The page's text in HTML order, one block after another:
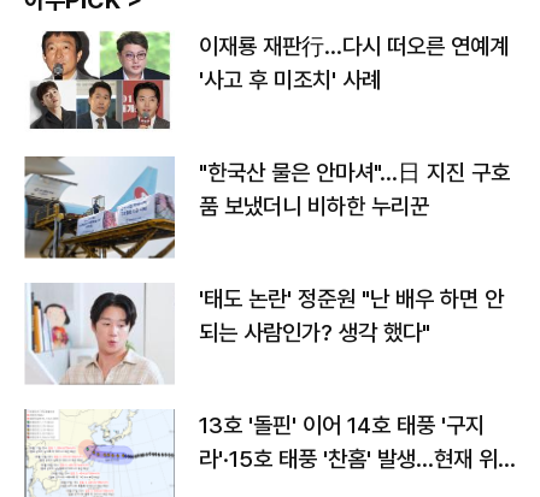
이재룡 재판行…다시 떠오른 연예계
'사고 후 미조치' 사례
"한국산 물은 안마셔"…日 지진 구호
품 보냈더니 비하한 누리꾼
'태도 논란' 정준원 "난 배우 하면 안
되는 사람인가? 생각 했다"
13호 '돌핀' 이어 14호 태풍 '구지
라'·15호 태풍 '찬홈' 발생…현재 위